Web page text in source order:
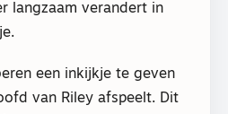
langzaam verandert in
een inkijkje te geven
van Riley afspeelt. Dit